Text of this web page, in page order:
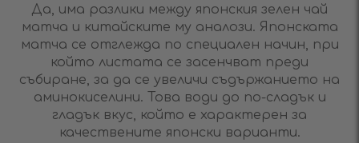
Да, има разлики между японския зелен чай
матча и китайските му аналози. Японската
матча се отглежда по специален начин, при
който листата се засенчват преди
събиране, за да се увеличи съдържанието на
аминокиселини. Това води до по-сладък и
гладък вкус, който е характерен за
качествените японски варианти.